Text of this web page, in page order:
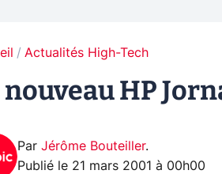
Actualités High-Tech
nouveau HP
Par Jérôme Bouteiller.
Publié le 21 mars 2001 à 00h00